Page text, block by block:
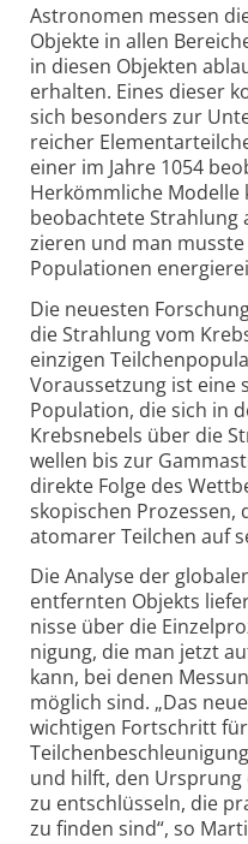
Astronomen messen
Objekte in allen
in diesen Objekten
erhalten. Eines dieser
sich besonders zur
reicher
einer im Jahre 1054
Herkömm­liche
beob­achtete
zieren und man
Popu­la­tionen
Die neuesten
die Strahlung vom
einzigen
Voraus­setzung ist eine
Popu­lation, die sich in
Krebs­nebels über die
wellen bis zur
direkte Folge des
sko­pischen Pro­zessen,
atomarer Teil­chen auf
Die Analyse der
entfernten Objekts
nisse über die
nigung, die man jetzt
kann, bei denen
möglich sind. „Das
wichtigen Fort­schritt
und hilft, den Ursprung
zu ent­schlüsseln, die
zu finden sind“, so